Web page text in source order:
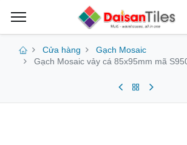
Cửa hàng
Gạch Mosaic
Gạch Mosaic vảy cá 85x95mm mã